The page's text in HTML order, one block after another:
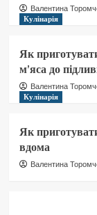
Валентина
Кулінарія
Як
м’яса до
Валентина
Кулінарія
Як
вдома
Валентина